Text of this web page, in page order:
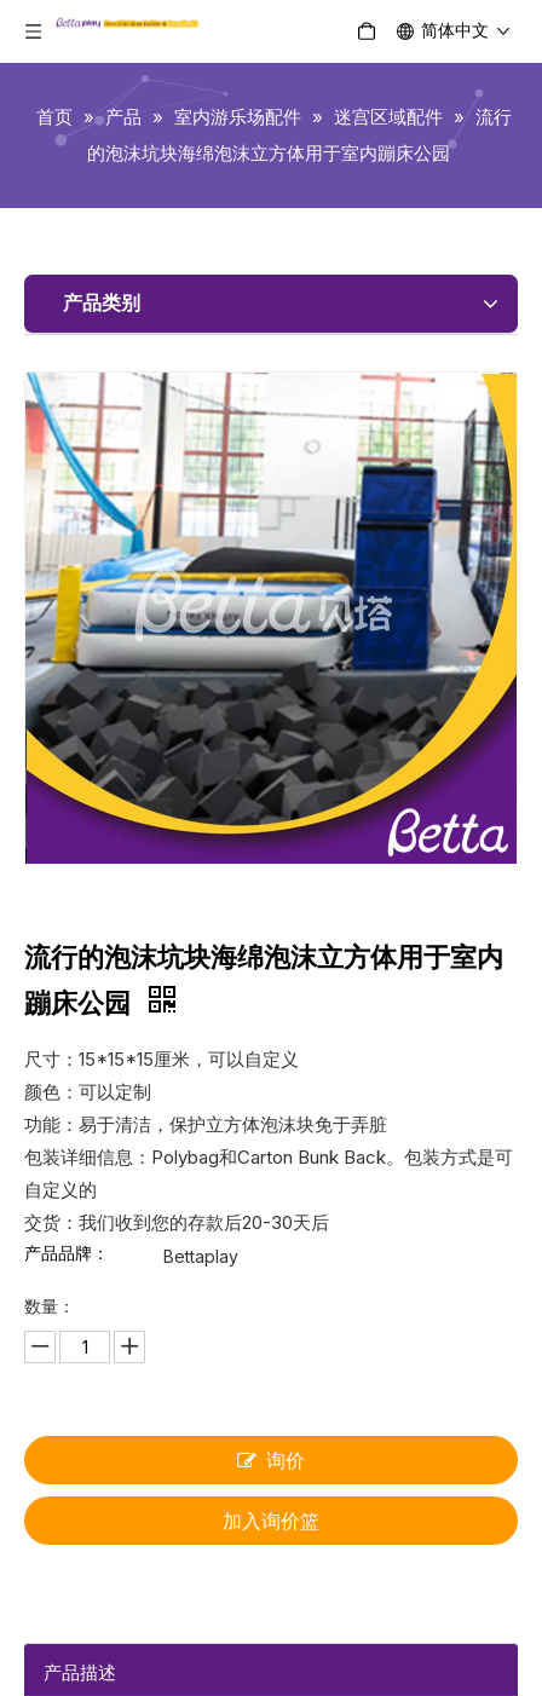
简体中文
首页 » 产品 » 室内游乐场配件 » 迷宫区域配件 » 流行
的泡沫坑块海绵泡沫立方体用于室内蹦床公园
产品类别
流行的泡沫坑块海绵泡沫立方体用于室内
蹦床公园
尺寸：15*15*15厘米，可以自定义
颜色：可以定制
功能：易于清洁，保护立方体泡沫块免于弄脏
包装详细信息：Polybag和Carton Bunk Back。包装方式是可
自定义的
交货：我们收到您的存款后20-30天后
产品品牌： Bettaplay
数量：
询价
加入询价篮
产品描述